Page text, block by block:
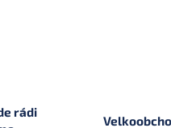
rádi